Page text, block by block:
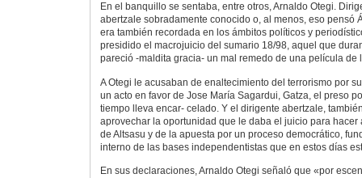
En el banquillo se sentaba, entre otros, Arnaldo Otegi.
abertzale sobradamente conocido o, al menos, eso pensó
era también recordada en los ámbitos políticos y
presidido el macrojuicio del sumario 18/98, aquel que
pareció -maldita gracia- un mal remedo de una película de
A Otegi le acusaban de enaltecimiento del terrorismo por
un acto en favor de Jose María Sagardui, Gatza, el preso
tiempo lleva encar- celado. Y el dirigente abertzale,
aprovechar la oportunidad que le daba el juicio para
de Altsasu y de la apuesta por un proceso democrático,
interno de las bases independentistas que en estos días
En sus declaraciones, Arnaldo Otegi señaló que «por